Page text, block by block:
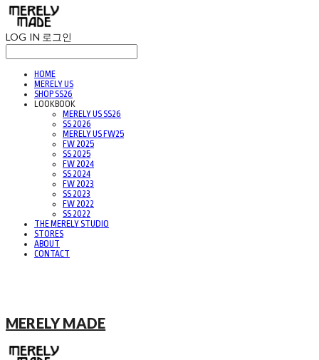
LOG IN 로그인
HOME
MERELY US
SHOP SS26
LOOKBOOK
MERELY US SS26
SS 2026
MERELY US FW25
FW 2025
SS 2025
FW 2024
SS 2024
FW 2023
SS 2023
FW 2022
SS 2022
THE MERELY STUDIO
STORES
ABOUT
CONTACT
MERELY MADE